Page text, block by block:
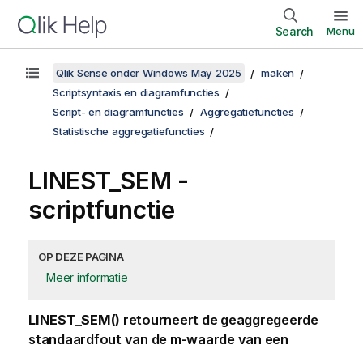
Search Menu
Qlik Sense onder Windows May 2025
maken
Scriptsyntaxis en diagramfuncties
Script- en diagramfuncties
Aggregatiefuncties
Statistische aggregatiefuncties
LINEST_SEM -
scriptfunctie
OP DEZE PAGINA
Meer informatie
LINEST_SEM() retourneert de geaggregeerde
standaardfout van de m-waarde van een